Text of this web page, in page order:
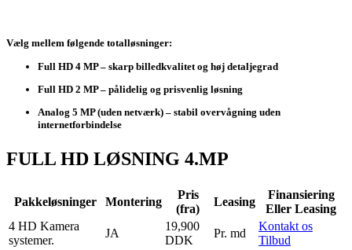
Vælg mellem følgende totalløsninger:
Full HD 4 MP– skarp billedkvalitet og høj detaljegrad
Full HD 2 MP– pålidelig og prisvenlig løsning
Analog 5 MP (uden netværk) – stabil overvågning uden
internetforbindelse
FULL HD LØSNING 4.MP
Pakkeløsninger Montering
Pris
(fra)
Leasing
Finansiering
Eller Leasing
4 HD Kamera
systemer.
JA
19,900
DDK
Pr. md
Kontakt os
Tilbud